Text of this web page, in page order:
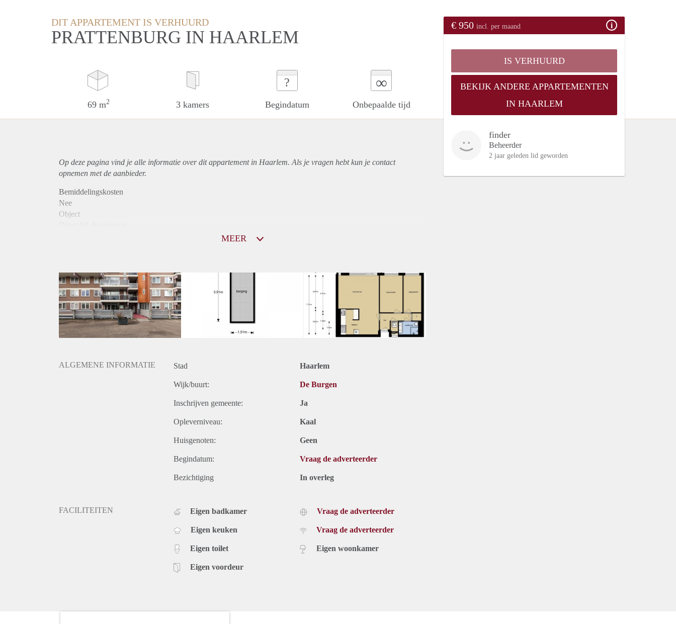
DIT APPARTEMENT IS VERHUURD
PRATTENBURG IN HAARLEM
69 m2 3 kamers
?
Begindatum
∞
Onbepaalde tijd
€ 950 incl. per maand
IS VERHUURD
BEKIJK ANDERE APPARTEMENTEN
IN HAARLEM
finder
Beheerder
2 jaar geleden lid geworden
Op deze pagina vind je alle informatie over ditappartementin Haarlem. Als je vragen hebt kun je contact
opnemen met de aanbieder.
Bemiddelingskosten
Nee
Object
Huurtoeslag
Niet mogelijk
Inkomen eis
3,2 X Maandhuur Bruto
Huurtermijn
Onbepaalde termijn
MEER
ALGEMENE INFORMATIE Stad Haarlem
Wijk/buurt: De Burgen
Inschrijven gemeente: Ja
Opleverniveau: Kaal
Huisgenoten: Geen
Begindatum: Vraag de adverteerder
Bezichtiging In overleg
FACILITEITEN Eigen badkamer
Eigen keuken
Eigen toilet
Eigen voordeur
Vraag de adverteerder
Vraag de adverteerder
Eigen woonkamer